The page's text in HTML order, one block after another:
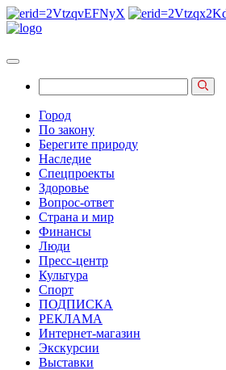
Город
По закону
Берегите природу
Наследие
Спецпроекты
Здоровье
Вопрос-ответ
Страна и мир
Финансы
Люди
Пресс-центр
Культура
Спорт
ПОДПИСКА
РЕКЛАМА
Интернет-магазин
Экскурсии
Выставки